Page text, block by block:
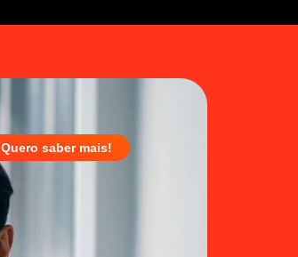
Quero saber mais!